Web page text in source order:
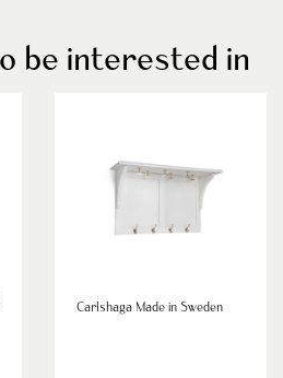
be interested in
Carlshaga Made in Sweden